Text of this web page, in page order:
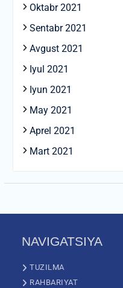
Oktabr 2021
Sentabr 2021
Avgust 2021
Iyul 2021
Iyun 2021
May 2021
Aprel 2021
Mart 2021
NAVIGATSIYA
TUZILMA
RAHBARIYAT